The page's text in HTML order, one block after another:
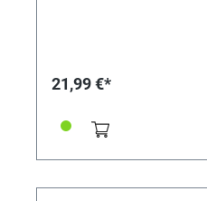
21,99 €*